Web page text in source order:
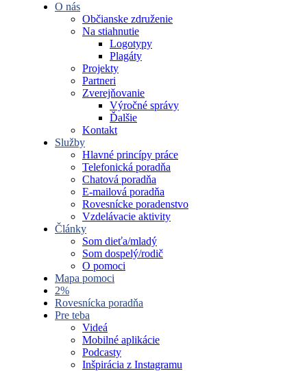
O nás
Občianske združenie
Na stiahnutie
Logotypy
Plagáty
Projekty
Partneri
Zverejňovanie
Výročné správy
Ďalšie
Kontakt
Služby
Hlavné princípy práce
Telefonická poradňa
Chatová poradňa
E-mailová poradňa
Rovesnícke poradenstvo
Vzdelávacie aktivity
Články
Som dieťa/mladý
Som dospelý/rodič
O pomoci
Mapa pomoci
2%
Rovesnícka poradňa
Pre teba
Videá
Mobilné aplikácie
Podcasty
Inšpirácia z Instagramu